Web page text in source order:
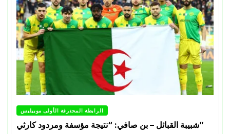
الرابطة المحترفة الأولى موبيليس
شبيبة القبائل – بن صافي: “نتيجة مؤسفة ومردود كارثي”